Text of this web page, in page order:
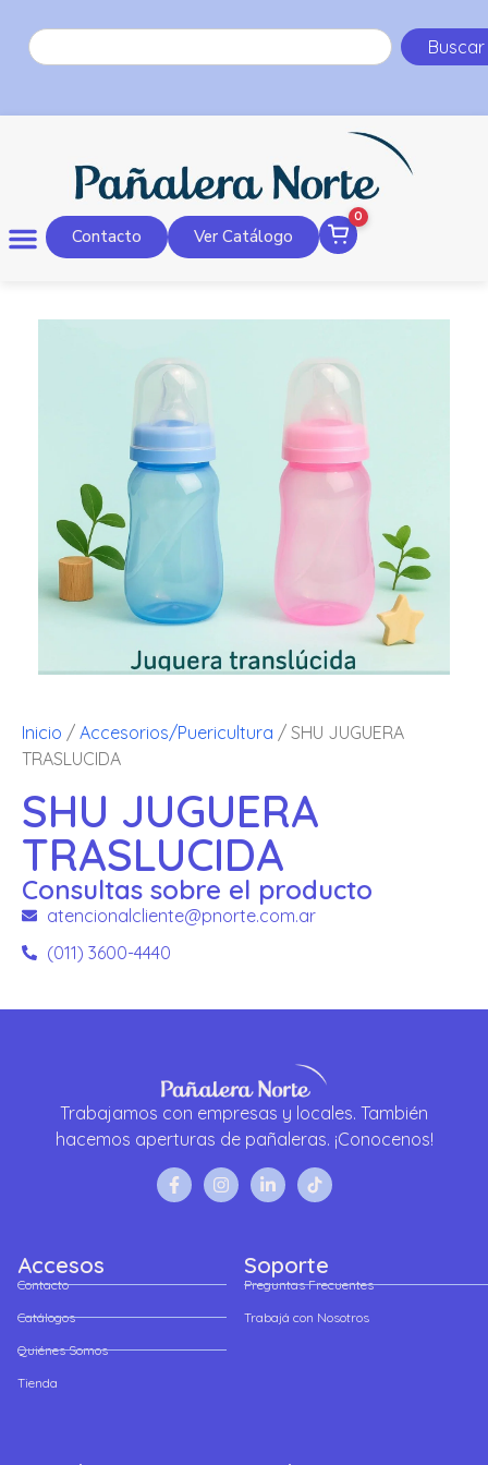
Buscar
Contacto Ver Catálogo
0
Inicio / Accesorios/Puericultura / SHU JUGUERA
TRASLUCIDA
SHU JUGUERA
TRASLUCIDA
Consultas sobre el producto
atencionalcliente@pnorte.com.ar
(011) 3600-4440
Trabajamos con empresas y locales. También
hacemos aperturas de pañaleras. ¡Conocenos!
Accesos
Contacto
Catálogos
Quiénes Somos
Tienda
Soporte
Preguntas Frecuentes
Trabajá con Nosotros